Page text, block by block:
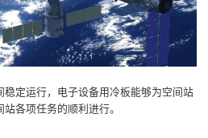
稳定运行，电子设备用冷板能够为空间站
各项任务的顺利进行。